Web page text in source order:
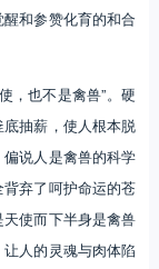
和参赞化育的和合
也不是禽兽”。硬
抽薪，使人根本脱
说人是禽兽的科学
弃了呵护命运的苍
使而下半身是禽兽
人的灵魂与肉体陷